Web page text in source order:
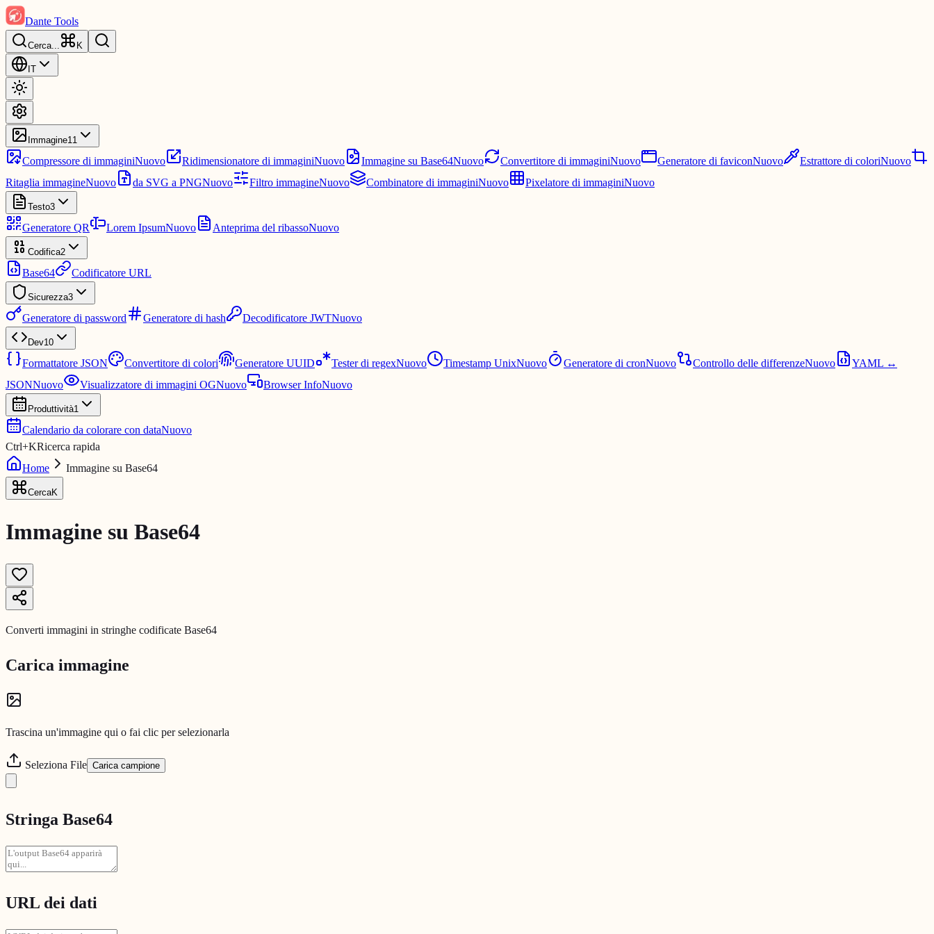
Dante Tools
Cerca... K
IT
Immagine11
Compressore di immaginiNuovo Ridimensionatore di immaginiNuovo Immagine su Base64Nuovo Convertitore di immaginiNuovo Generatore di faviconNuovo Estrattore di coloriNuovo
Ritaglia immagineNuovo da SVG a PNGNuovo Filtro immagineNuovo Combinatore di immaginiNuovo Pixelatore di immaginiNuovo
Testo3
Generatore QR Lorem IpsumNuovo Anteprima del ribassoNuovo
Codifica2
Base64 Codificatore URL
Sicurezza3
Generatore di password Generatore di hash Decodificatore JWTNuovo
Dev10
Formattatore JSON Convertitore di colori Generatore UUID Tester di regexNuovo Timestamp UnixNuovo Generatore di cronNuovo Controllo delle differenzeNuovo
YAML ↔
JSONNuovo Visualizzatore di immagini OGNuovo Browser InfoNuovo
Produttività1
Calendario da colorare con dataNuovo
Ctrl+KRicerca rapida
Home
Immagine su Base64
CercaK
Immagine su Base64
Converti immagini in stringhe codificate Base64
Carica immagine
Trascina un'immagine qui o fai clic per selezionarla
Seleziona File Carica campione
Stringa Base64
URL dei dati